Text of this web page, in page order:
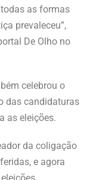
as formas
prevaleceu”,
De Olho no
celebrou o
das candidaturas
as eleições.
da coligação
e agora